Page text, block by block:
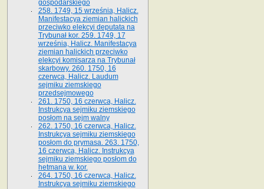
gospodarskiego
258. 1749, 15 września, Halicz.
Manifestacya ziemian halickich
przeciwko elekcyi deputata na
Trybunał kor. 259. 1749, 17
września, Halicz. Manifestacya
ziemian halickich przeciwko
elekcyi komisarza na Trybunał
skarbowy. 260. 1750, 16
czerwca, Halicz. Laudum
sejmiku ziemskiego
przedsejmowego
261. 1750, 16 czerwca, Halicz.
Instrukcya sejmiku ziemskiego
posłom na sejm walny
262. 1750, 16 czerwca, Halicz.
Instrukcya sejmiku ziemskiego
posłom do prymasa. 263. 1750,
16 czerwca, Halicz. Instrukcya
sejmiku ziemskiego posłom do
hetmana w. kor.
264. 1750, 16 czerwca, Halicz.
Instrukcya sejmiku ziemskiego